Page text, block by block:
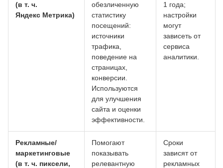
(в т. ч.
Яндекс Метрика)
обезличенную
статистику
посещений:
источники
трафика,
поведение на
страницах,
конверсии.
Используются
для улучшения
сайта и оценки
эффективности.
1 года;
настройки
могут
зависеть от
сервиса
аналитики.
Рекламные/
маркетинговые
(в т. ч. пиксели,
Помогают
показывать
релевантную
Сроки
зависят от
рекламных